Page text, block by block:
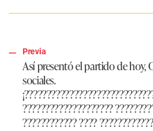
Previa
Así presentó el partido de hoy,
sociales.
????????????????????
???????????? ????